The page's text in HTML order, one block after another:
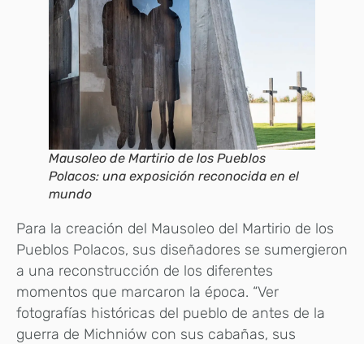
Mausoleo de Martirio de los Pueblos
Polacos: una exposición reconocida en el
mundo
Para la creación del Mausoleo del Martirio de los
Pueblos Polacos, sus diseñadores se sumergieron
a una reconstrucción de los diferentes
momentos que marcaron la época. “Ver
fotografías históricas del pueblo de antes de la
guerra de Michniów con sus cabañas, sus